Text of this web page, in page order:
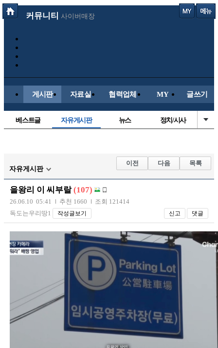
커뮤니티 사이버매장
게시판 자료실 협력업체 MY 글쓰기
베스트글 자유게시판 뉴스 정치/시사
해외축구
국내축구
자유게시판
이전 다음 목록
을왕리 이 씨부랄 (107)
26.06.10 05:41 추천 1660
조회 121414
독도는우리땅1
작성글보기 신고 댓글